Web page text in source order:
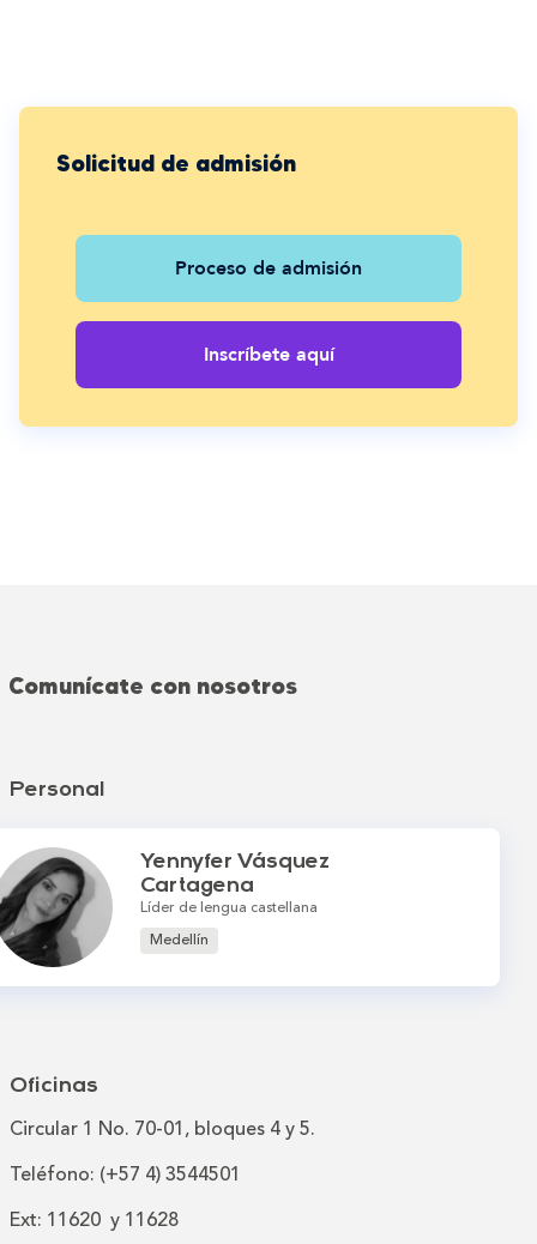
Solicitud de admisión
Proceso de admisión
Inscríbete aquí
Comunícate con nosotros
Personal
Yennyfer Vásquez
Cartagena
Líder de lengua castellana
Medellín
Oficinas
Circular 1 No. 70-01, bloques 4 y 5.
Teléfono: (+57 4) 3544501
Ext: 11620 y 11628